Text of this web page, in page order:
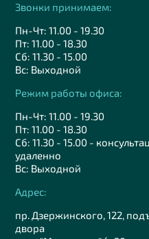
Звонки принимаем:
Пн-Чт: 11.00 - 19.30
Пт: 11.00 - 18.30
Сб: 11.30 - 15.00
Вс: Выходной
Режим работы офиса:
Пн-Чт: 11.00 - 19.30
Пт: 11.00 - 18.30
Сб: 11.30 - 15.00 -
удаленно
Вс: Выходной
Адрес:
пр. Дзержинского, 122,
двора